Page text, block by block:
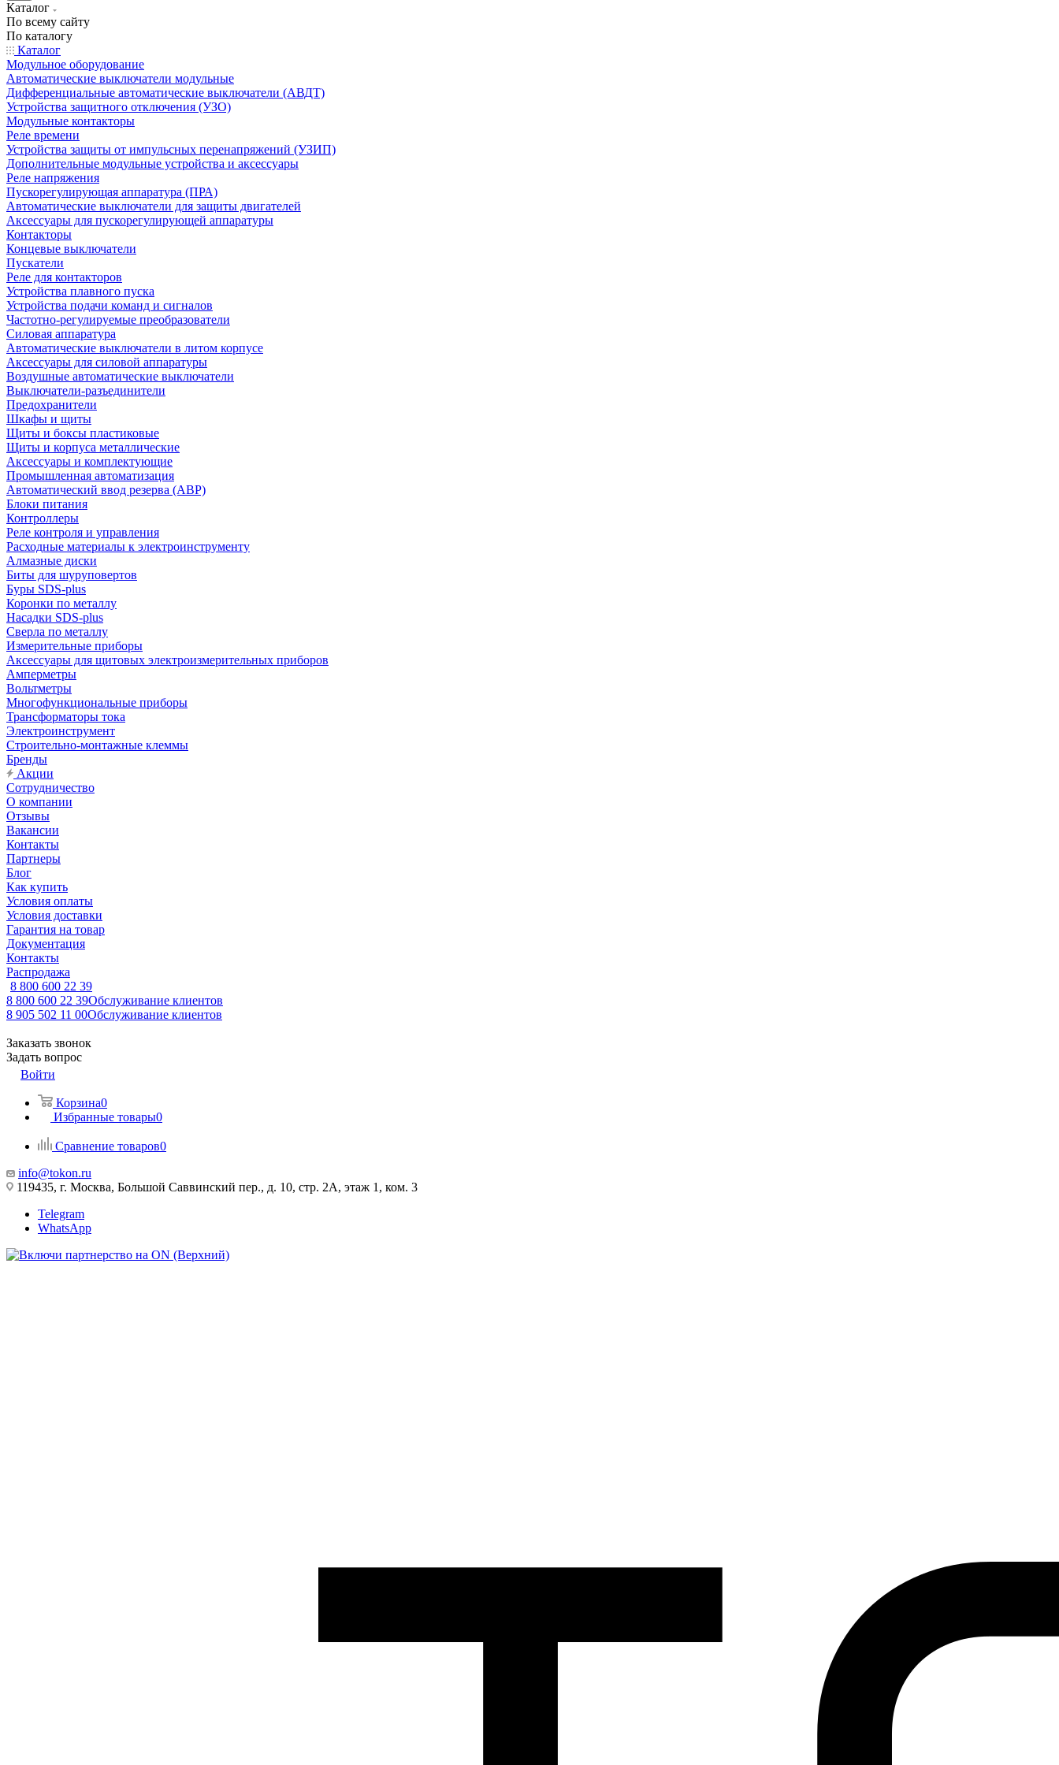
Каталог
По всему сайту
По каталогу
Каталог
Модульное оборудование
Автоматические выключатели модульные
Дифференциальные автоматические выключатели (АВДТ)
Устройства защитного отключения (УЗО)
Модульные контакторы
Реле времени
Устройства защиты от импульсных перенапряжений (УЗИП)
Дополнительные модульные устройства и аксессуары
Реле напряжения
Пускорегулирующая аппаратура (ПРА)
Автоматические выключатели для защиты двигателей
Аксессуары для пускорегулирующей аппаратуры
Контакторы
Концевые выключатели
Пускатели
Реле для контакторов
Устройства плавного пуска
Устройства подачи команд и сигналов
Частотно-регулируемые преобразователи
Силовая аппаратура
Автоматические выключатели в литом корпусе
Аксессуары для силовой аппаратуры
Воздушные автоматические выключатели
Выключатели-разъединители
Предохранители
Шкафы и щиты
Щиты и боксы пластиковые
Щиты и корпуса металлические
Аксессуары и комплектующие
Промышленная автоматизация
Автоматический ввод резерва (АВР)
Блоки питания
Контроллеры
Реле контроля и управления
Расходные материалы к электроинструменту
Алмазные диски
Биты для шуруповертов
Буры SDS-plus
Коронки по металлу
Насадки SDS-plus
Сверла по металлу
Измерительные приборы
Аксессуары для щитовых электроизмерительных приборов
Амперметры
Вольтметры
Многофункциональные приборы
Трансформаторы тока
Электроинструмент
Строительно-монтажные клеммы
Бренды
Акции
Сотрудничество
О компании
Отзывы
Вакансии
Контакты
Партнеры
Блог
Как купить
Условия оплаты
Условия доставки
Гарантия на товар
Документация
Контакты
Распродажа
8 800 600 22 39
8 800 600 22 39Обслуживание клиентов
8 905 502 11 00Обслуживание клиентов
Заказать звонок
Задать вопрос
Войти
Корзина0
Избранные товары0
Сравнение товаров0
info@tokon.ru
119435, г. Москва, Большой Саввинский пер., д. 10, стр. 2А, этаж 1, ком. 3
Telegram
WhatsApp